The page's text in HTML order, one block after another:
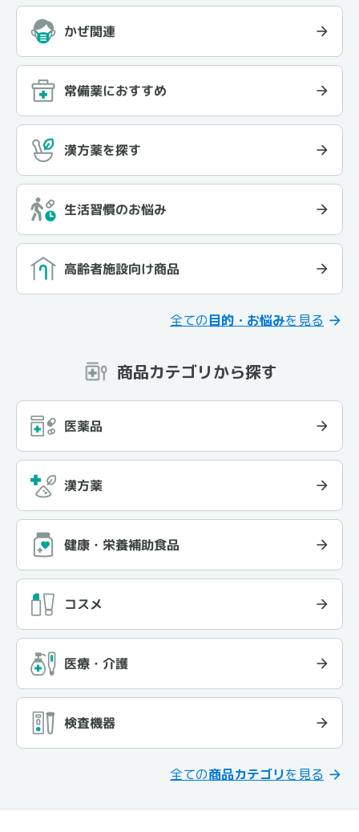
かぜ関連
常備薬におすすめ
漢方薬を探す
生活習慣のお悩み
高齢者施設向け商品
全ての目的・お悩みを見る
商品カテゴリから探す
医薬品
漢方薬
健康・栄養補助食品
コスメ
医療・介護
検査機器
全ての商品カテゴリを見る